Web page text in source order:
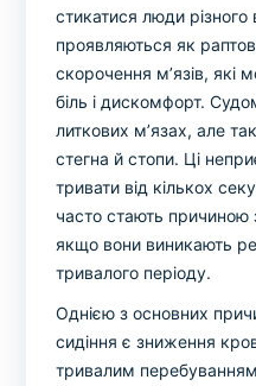
стикатися люди різного
проявляються як
скорочення м’язів, які
біль і дискомфорт.
литкових м’язах, але
стегна й стопи. Ці
тривати від кількох
часто стають причиною
якщо вони виникають
тривалого періоду.
Однією з основних
сидіння є зниження
тривалим перебуванням